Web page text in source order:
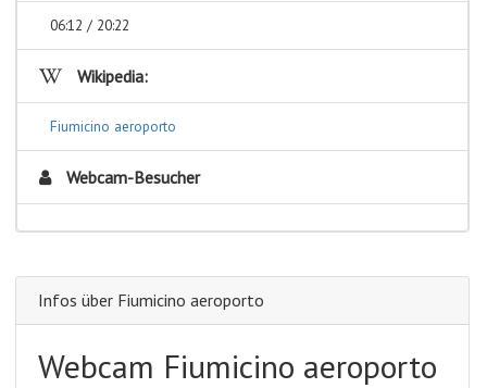
06:12 / 20:22
Wikipedia:
Fiumicino aeroporto
Webcam-Besucher
Infos über Fiumicino aeroporto
Webcam Fiumicino aeroporto